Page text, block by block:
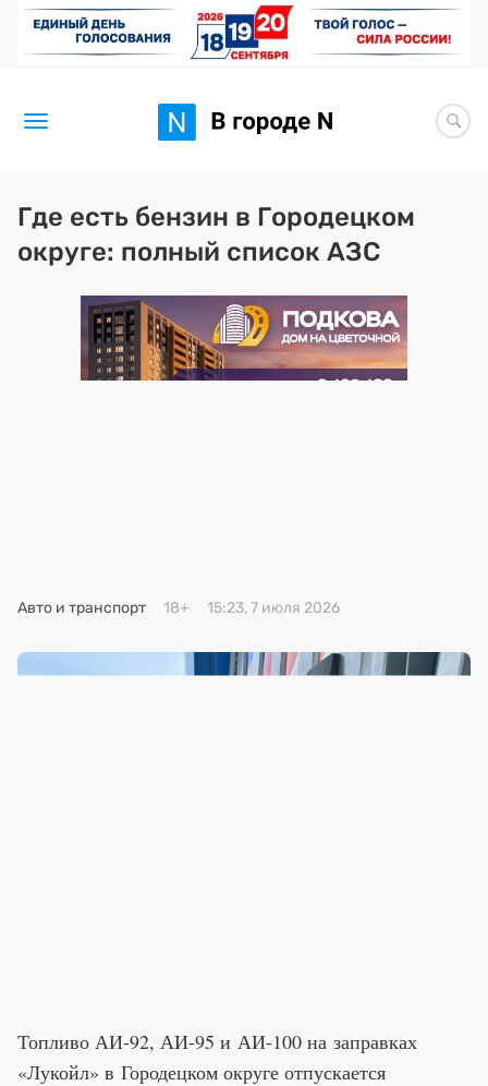
Новости
Статьи
Здоровье
BORЩ
Где есть бензин в Городецком
округе: полный список АЗС
Авто и транспорт 18+ 15:23, 7 июля 2026
Топливо АИ-92, АИ-95 и АИ-100 на заправках
«Лукойл» в Городецком округе отпускается